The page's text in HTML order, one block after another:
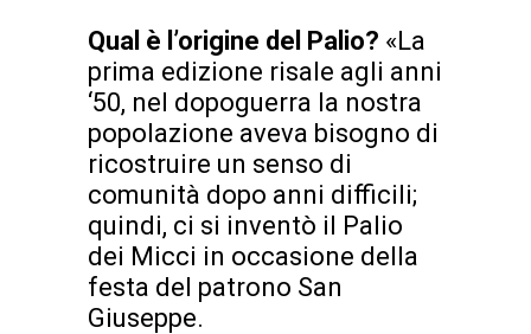
Qual è l’origine del Palio? «La
prima edizione risale agli anni
‘50, nel dopoguerra la nostra
popolazione aveva bisogno di
ricostruire un senso di
comunità dopo anni difficili;
quindi, ci si inventò il Palio
dei Micci in occasione della
festa del patrono San
Giuseppe.